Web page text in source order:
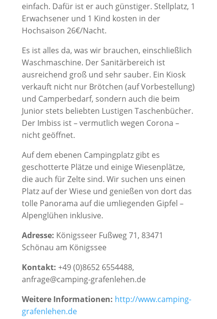
einfach. Dafür ist er auch günstiger. Stellplatz, 1
Erwachsener und 1 Kind kosten in der
Hochsaison 26€/Nacht.
Es ist alles da, was wir brauchen, einschließlich
Waschmaschine. Der Sanitärbereich ist
ausreichend groß und sehr sauber. Ein Kiosk
verkauft nicht nur Brötchen (auf Vorbestellung)
und Camperbedarf, sondern auch die beim
Junior stets beliebten Lustigen Taschenbücher.
Der Imbiss ist – vermutlich wegen Corona –
nicht geöffnet.
Auf dem ebenen Campingplatz gibt es
geschotterte Plätze und einige Wiesenplätze,
die auch für Zelte sind. Wir suchen uns einen
Platz auf der Wiese und genießen von dort das
tolle Panorama auf die umliegenden Gipfel –
Alpenglühen inklusive.
Adresse: Königsseer Fußweg 71, 83471
Schönau am Königssee
Kontakt: +49 (0)8652 6554488,
anfrage@camping-grafenlehen.de
Weitere Informationen: http://www.camping-
grafenlehen.de